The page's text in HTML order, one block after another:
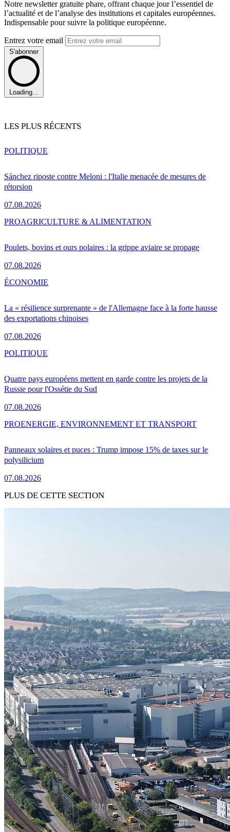
Notre newsletter gratuite phare, offrant chaque jour l’essentiel de
l’actualité et de l’analyse des institutions et capitales européennes.
Indispensable pour suivre la politique européenne.
Entrez votre email
S'abonner
Loading...
LES PLUS RÉCENTS
Sánchez riposte contre Meloni : l'Italie menacée de mesures de
rétorsion
07.08.2026
POLITIQUE
Poulets, bovins et ours polaires : la grippe aviaire se propage
07.08.2026
PROAGRICULTURE & ALIMENTATION
La « résilience surprenante » de l'Allemagne face à la forte hausse
des exportations chinoises
07.08.2026
ÉCONOMIE
Quatre pays européens mettent en garde contre les projets de la
Russie pour l'Ossétie du Sud
07.08.2026
POLITIQUE
Panneaux solaires et puces : Trump impose 15% de taxes sur le
polysilicium
07.08.2026
PROENERGIE, ENVIRONNEMENT ET TRANSPORT
PLUS DE CETTE SECTION